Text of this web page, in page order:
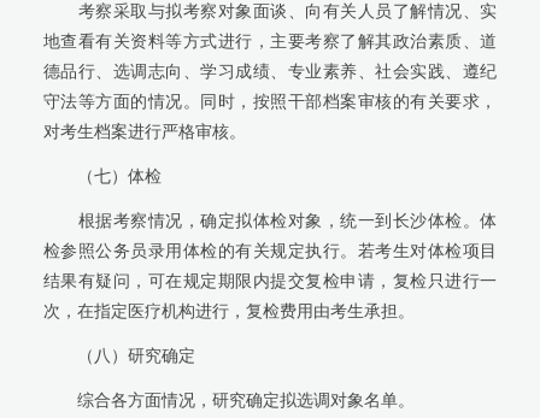
考察采取与拟考察对象面谈、向有关人员了解情况、实
地查看有关资料等方式进行，主要考察了解其政治素质、道
德品行、选调志向、学习成绩、专业素养、社会实践、遵纪
守法等方面的情况。同时，按照干部档案审核的有关要求，
对考生档案进行严格审核。
（七）体检
根据考察情况，确定拟体检对象，统一到长沙体检。体
检参照公务员录用体检的有关规定执行。若考生对体检项目
结果有疑问，可在规定期限内提交复检申请，复检只进行一
次，在指定医疗机构进行，复检费用由考生承担。
（八）研究确定
综合各方面情况，研究确定拟选调对象名单。